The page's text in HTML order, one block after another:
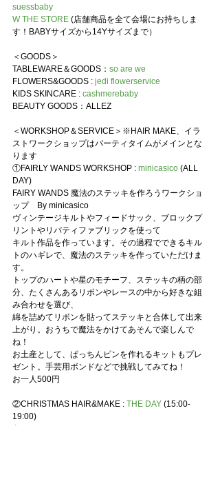
suessbaby
W THE STORE (店舗商品を全て会場にお持ちしま
す！BABYサイズから14Yサイズまで）
＜GOODS＞
TABLEWARE＆GOODS： so are we
FLOWERS&GOODS : jedi flowerservice
KIDS SKINCARE : cashmerebaby
BEAUTY GOODS： ALLEZ
＜WORKSHOP＆SERVICE ＞※HAIR MAKE、イラ
ストワークショップはパーティタイムがメインとな
ります
①FAIRLY WANDS WORKSHOP : minicasico (ALL
DAY)
FAIRY WANDS 魔法のステッキを作ろうワークショ
ップ　By minicasico
ヴィンテージキルトやフィードサック、ブロックプ
リントやリバティファブリックを使って
キルト作品を作っています。その過程でできるキル
トのハギレで、魔法のステッキを作っていただけま
す。
トップのハートや星のモチーフ、ステッキの柄の部
分、たくさんあるリボンやレースの中から好きな組
み合わせを選び、
綿を詰めてリボンを貼ってステッキと合体して出来
上がり。おうちで魔法をかけてあそんで楽しんで
ね！
お土産として、ぱっちんピンを作れるキットもプレ
ゼント。手芸用ボンドなどで挑戦してみてね！
お一人500円
②CHRISTMAS HAIR&MAKE : THE DAY (15:00-
19:00)